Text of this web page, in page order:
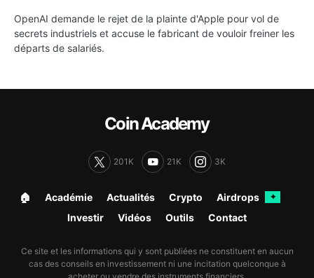
OpenAI demande le rejet de la plainte d'Apple pour vol de
secrets industriels et accuse le fabricant de vouloir freiner les
départs de salariés.
Coin Academy
201K 21K 3K
🏠︎ Académie Actualités Crypto Airdrops ✦
Investir Vidéos Outils Contact
Ce site et les informations qui y sont publiées ne constituent en aucun
cas des conseils en investissement ni une incitation quelconque à